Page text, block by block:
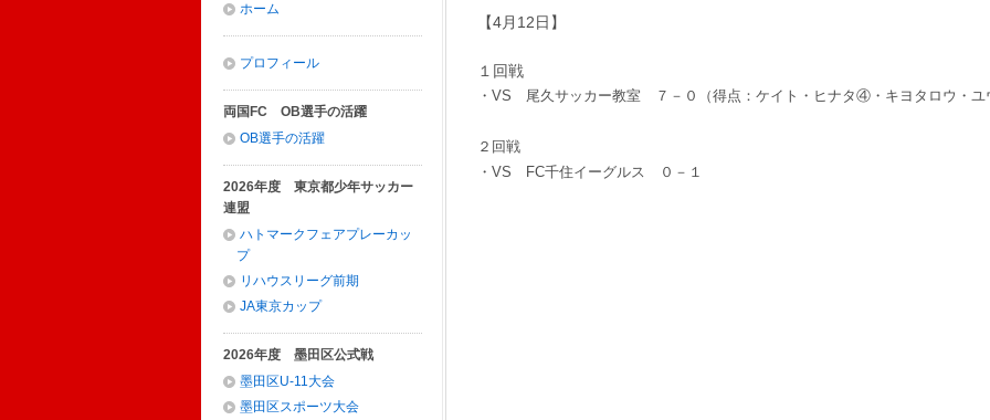
【4月12日】
１回戦
・VS 尾久サッカー教室 ７－０（得点：ケイト・ヒナタ④・キヨタロウ・ユ
２回戦
・VS FC千住イーグルス ０－１
ホーム
プロフィール
両国FC OB選手の活躍
OB選手の活躍
2026年度 東京都少年サッカー
連盟
ハトマークフェアプレーカッ
プ
リハウスリーグ前期
JA東京カップ
2026年度 墨田区公式戦
墨田区U-11大会
墨田区スポーツ大会